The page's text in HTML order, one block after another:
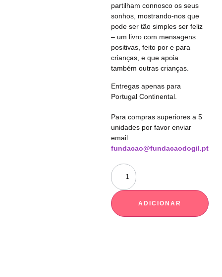
partilham connosco os seus
sonhos, mostrando-nos que
pode ser tão simples ser feliz
– um livro com mensagens
positivas, feito por e para
crianças, e que apoia
também outras crianças.
Entregas apenas para
Portugal Continental.
Para compras superiores a 5
unidades por favor enviar
email:
fundacao@fundacaodogil.pt
ADICIONAR